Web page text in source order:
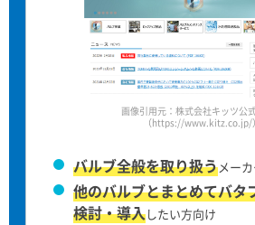
画像引用元：株式会社キッツ公
（https://www.kitz.co.jp/）
バルブ全般を取り扱うメー
他のバルブとまとめてバタ
検討・導入したい方向け